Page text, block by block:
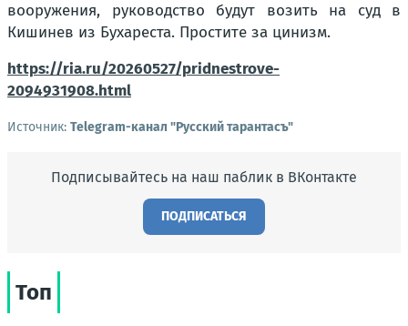
вооружения, руководство будут возить на суд в
Кишинев из Бухареста. Простите за цинизм.
https://ria.ru/20260527/pridnestrove-
2094931908.html
Источник: Telegram-канал "Русский тарантасъ"
Подписывайтесь на наш паблик в ВКонтакте
ПОДПИСАТЬСЯ
Топ